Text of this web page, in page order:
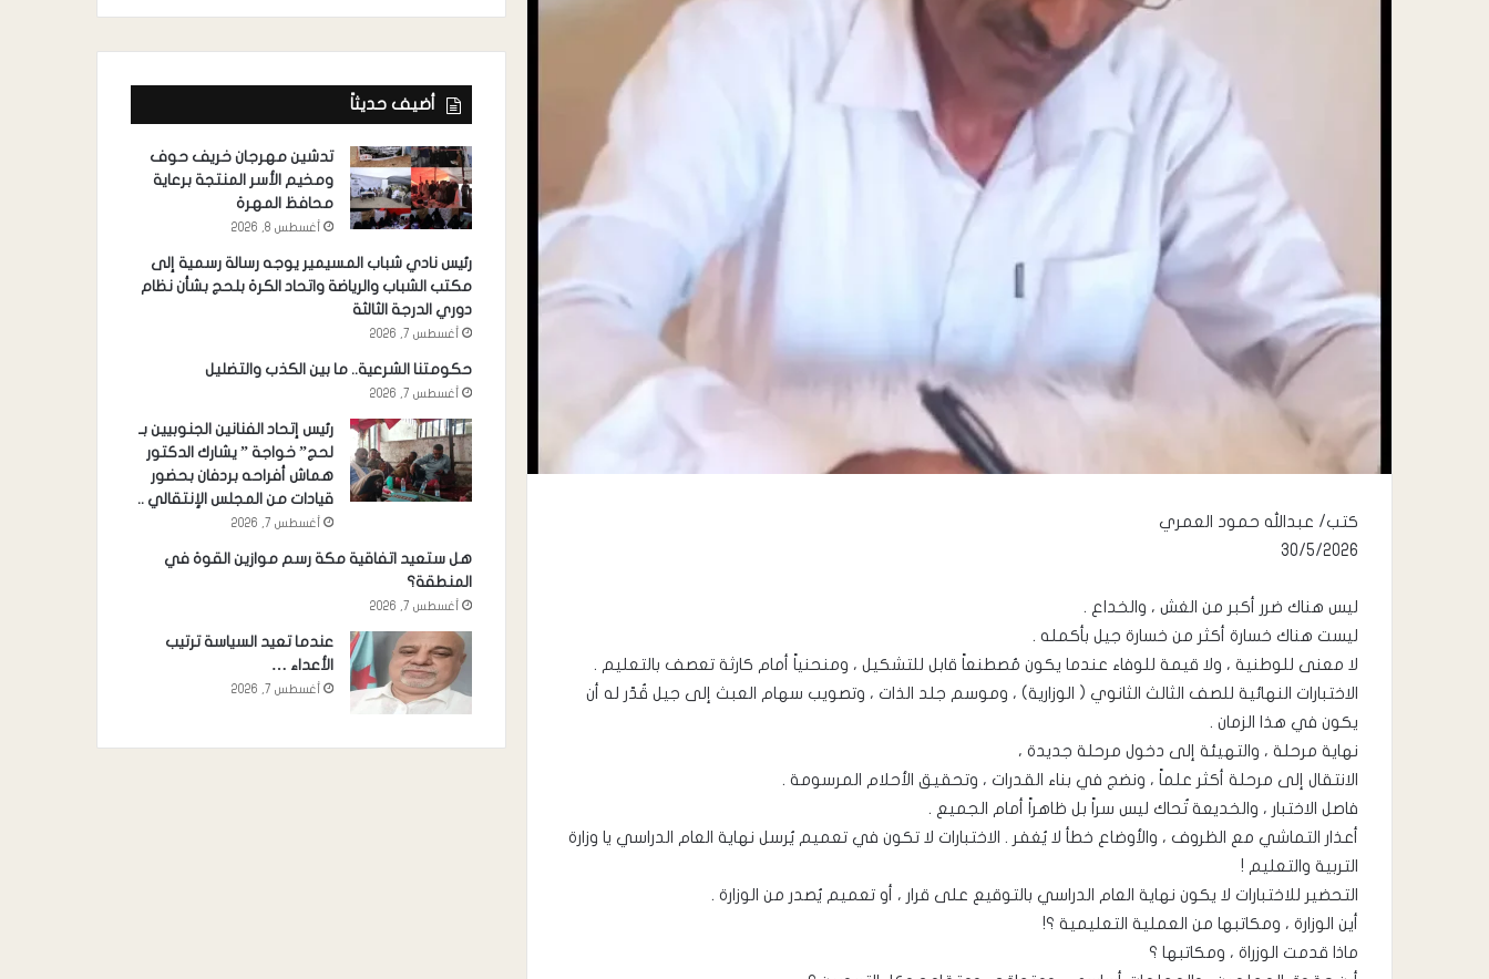
كتب/ عبدالله حمود العمري
30/5/2026
ليس هناك ضرر أكبر من الغش ، والخداع .
ليست هناك خسارة أكثر من خسارة جيل بأكمله .
لا معنى للوطنية ، ولا قيمة للوفاء عندما يكون مُصطنعاً قابل للتشكيل ، ومنحنياً أمام كارثة تعصف بالتعليم .
الاختبارات النهائية للصف الثالث الثانوي ( الوزارية) ، وموسم جلد الذات ، وتصويب سهام العبث إلى جيل قُدّر له أن
يكون في هذا الزمان .
نهاية مرحلة ، والتهيئة إلى دخول مرحلة جديدة ،
الانتقال إلى مرحلة أكثر علماً ، ونضج في بناء القدرات ، وتحقيق الأحلام المرسومة .
فاصل الاختبار ، والخديعة تُحاك ليس سراً بل ظاهراً أمام الجميع .
أعذار التماشي مع الظروف ، والأوضاع خطأ لا يُغفر . الاختبارات لا تكون في تعميم يُرسل نهاية العام الدراسي يا وزارة
التربية والتعليم !
التحضير للاختبارات لا يكون نهاية العام الدراسي بالتوقيع على قرار ، أو تعميم يُصدر من الوزارة .
أين الوزارة ، ومكاتبها من العملية التعليمية ؟!
ماذا قدمت الوزراة ، ومكاتبها ؟
أضيف حديثاً
تدشين مهرجان خريف حوف
ومخيم الأسر المنتجة برعاية
محافظ المهرة
أغسطس 8, 2026
رئيس نادي شباب المسيمير يوجه رسالة رسمية إلى
مكتب الشباب والرياضة واتحاد الكرة بلحج بشأن نظام
دوري الدرجة الثالثة
أغسطس 7, 2026
حكومتنا الشرعية.. ما بين الكذب والتضليل
أغسطس 7, 2026
رئيس إتحاد الفنانين الجنوبيين بـ
لحج” خواجة ” يشارك الدكتور
هماش أفراحه بردفان بحضور
قيادات من المجلس الإنتقالي ..
أغسطس 7, 2026
هل ستعيد اتفاقية مكة رسم موازين القوة في
المنطقة؟
أغسطس 7, 2026
عندما تعيد السياسة ترتيب
الأعداء …
أغسطس 7, 2026